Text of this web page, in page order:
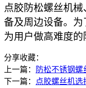
点胶防松螺丝机
备及周边设备。
为用户做高难度
分享收藏：
上一篇：
防松不锈钢螺
下一篇：
点胶螺丝机选